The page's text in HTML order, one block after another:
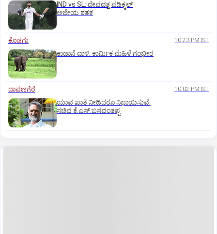
IND vs SL: ದೇವದತ್ತ ಪಡಿಕ್ಕಲ್‌
ಅಜೇಯ ಶತಕ
ಕೊಡಗು 10:23 PM IST
ಕಾಡಾನೆ ದಾಳಿ: ಕಾರ್ಮಿಕ ಮಹಿಳೆ ಗಂಭೀರ
ದಾವಣಗೆರೆ 10:02 PM IST
ಯಾವ ಖಾತೆ ನೀಡಿದರೂ ನಿಭಾಯಿಸುವೆ:
ಸಚಿವ ಕೆ.ಎಸ್.ಬಸವಂತಪ್ಪ